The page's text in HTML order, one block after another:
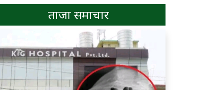
ताजा समाचार